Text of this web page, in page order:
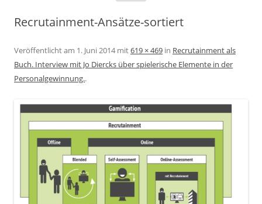
Recrutainment-Ansätze-sortiert
Veröffentlicht am 1. Juni 2014 mit619 × 469 in Recrutainment als
Buch. Interview mit Jo Diercks über spielerische Elemente in der
Personalgewinnung..